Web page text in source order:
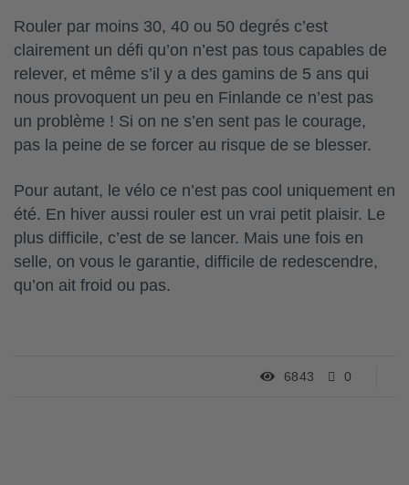
Rouler par moins 30, 40 ou 50 degrés c’est
clairement un défi qu’on n’est pas tous capables de
relever, et même s’il y a des gamins de 5 ans qui
nous provoquent un peu en Finlande ce n’est pas
un problème ! Si on ne s’en sent pas le courage,
pas la peine de se forcer au risque de se blesser.
Pour autant, le vélo ce n’est pas cool uniquement en
été. En hiver aussi rouler est un vrai petit plaisir. Le
plus difficile, c’est de se lancer. Mais une fois en
selle, on vous le garantie, difficile de redescendre,
qu’on ait froid ou pas.
6843 0